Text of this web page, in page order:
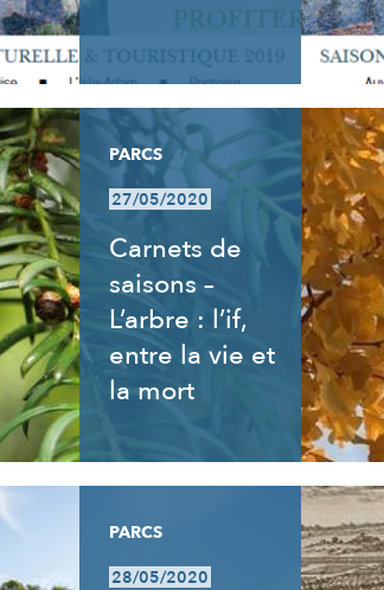
PARCS
27/05/2020
Carnets de
saisons –
L’arbre : l’if,
entre la vie et
la mort
PARCS
28/05/2020